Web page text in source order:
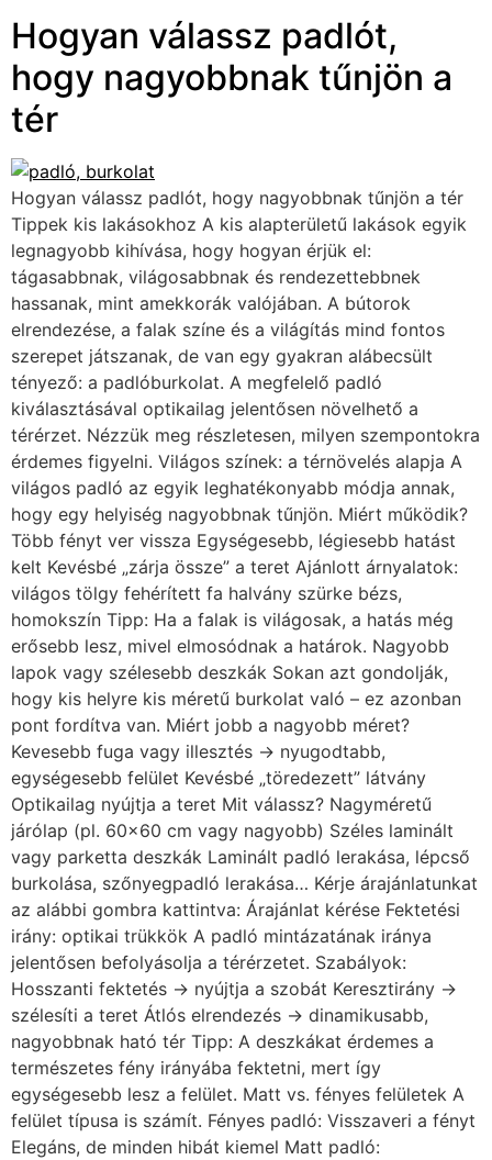
Hogyan válassz padlót,
hogy nagyobbnak tűnjön a
tér
Hogyan válassz padlót, hogy nagyobbnak tűnjön a tér
Tippek kis lakásokhoz A kis alapterületű lakások egyik
legnagyobb kihívása, hogy hogyan érjük el:
tágasabbnak, világosabbnak és rendezettebbnek
hassanak, mint amekkorák valójában. A bútorok
elrendezése, a falak színe és a világítás mind fontos
szerepet játszanak, de van egy gyakran alábecsült
tényező: a padlóburkolat. A megfelelő padló
kiválasztásával optikailag jelentősen növelhető a
térérzet. Nézzük meg részletesen, milyen szempontokra
érdemes figyelni. Világos színek: a térnövelés alapja A
világos padló az egyik leghatékonyabb módja annak,
hogy egy helyiség nagyobbnak tűnjön. Miért működik?
Több fényt ver vissza Egységesebb, légiesebb hatást
kelt Kevésbé „zárja össze” a teret Ajánlott árnyalatok:
világos tölgy fehérített fa halvány szürke bézs,
homokszín Tipp: Ha a falak is világosak, a hatás még
erősebb lesz, mivel elmosódnak a határok. Nagyobb
lapok vagy szélesebb deszkák Sokan azt gondolják,
hogy kis helyre kis méretű burkolat való – ez azonban
pont fordítva van. Miért jobb a nagyobb méret?
Kevesebb fuga vagy illesztés → nyugodtabb,
egységesebb felület Kevésbé „töredezett” látvány
Optikailag nyújtja a teret Mit válassz? Nagyméretű
járólap (pl. 60×60 cm vagy nagyobb) Széles laminált
vagy parketta deszkák Laminált padló lerakása, lépcső
burkolása, szőnyegpadló lerakása… Kérje árajánlatunkat
az alábbi gombra kattintva: Árajánlat kérése Fektetési
irány: optikai trükkök A padló mintázatának iránya
jelentősen befolyásolja a térérzetet. Szabályok:
Hosszanti fektetés → nyújtja a szobát Keresztirány →
szélesíti a teret Átlós elrendezés → dinamikusabb,
nagyobbnak ható tér Tipp: A deszkákat érdemes a
természetes fény irányába fektetni, mert így
egységesebb lesz a felület. Matt vs. fényes felületek A
felület típusa is számít. Fényes padló: Visszaveri a fényt
Elegáns, de minden hibát kiemel Matt padló: